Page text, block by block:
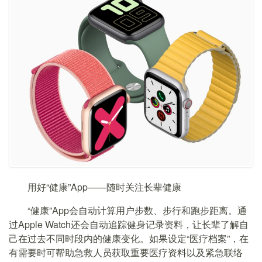
用好“健康”App——随时关注长辈健康
“健康”App会自动计算用户步数、步行和跑步距离。通
过Apple Watch还会自动追踪健身记录资料，让长辈了解自
己在过去不同时段内的健康变化。如果设定“医疗档案”，在
有需要时可帮助急救人员获取重要医疗资料以及紧急联络